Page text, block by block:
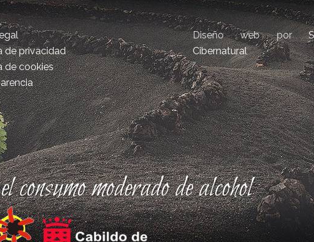
de privacidad
de cookies
Diseño web por
Cibernatural
consumo moderado de alcohol